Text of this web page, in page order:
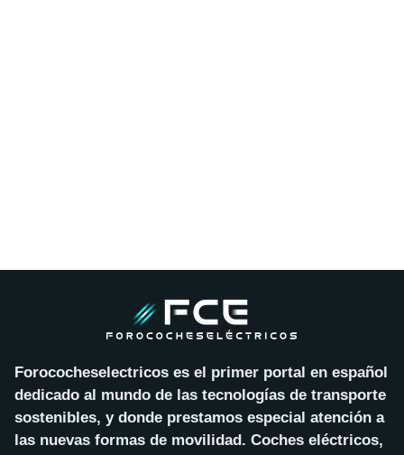
Forococheselectricos es el primer portal en español
dedicado al mundo de las tecnologías de transporte
sostenibles, y donde prestamos especial atención a
las nuevas formas de movilidad. Coches eléctricos,